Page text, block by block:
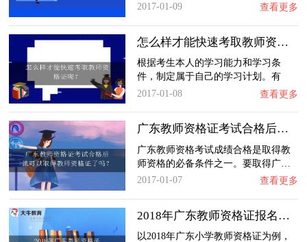
2017-01-09
查看更多
怎么样才能快速考取教师资格证呢？
根据考生本人的学习能力和学习条
件，制定属于自己的学习计划。有
计…
2017-01-08 查看更多
广东教师资格证考试合格后就可以取得教师资格…
广东教师资格考试成绩合格是取得教
师资格的必备条件之一。要取得广…
2017-01-07
查看更多
2018年广东教师资格证报名条件都一样吗？
以2018年广东小学教师资格证为例，